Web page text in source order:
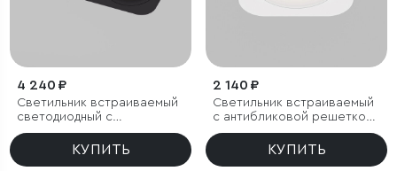
4 240 ₽
Светильник встраиваемый
светодиодный с
антибликовой решеткой
Tetro 20W 4000K черный
КУПИТЬ
2 140 ₽
Светильник встраиваемый
с антибликовой решеткой
Tetro 10W 3000K белый
КУПИТЬ